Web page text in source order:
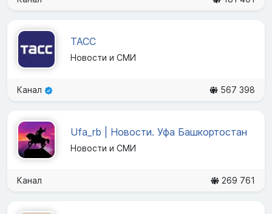
ТАСС
Новости и СМИ
Канал 567 398
Ufa_rb | Новости. Уфа Башкортостан
Новости и СМИ
Канал 269 761